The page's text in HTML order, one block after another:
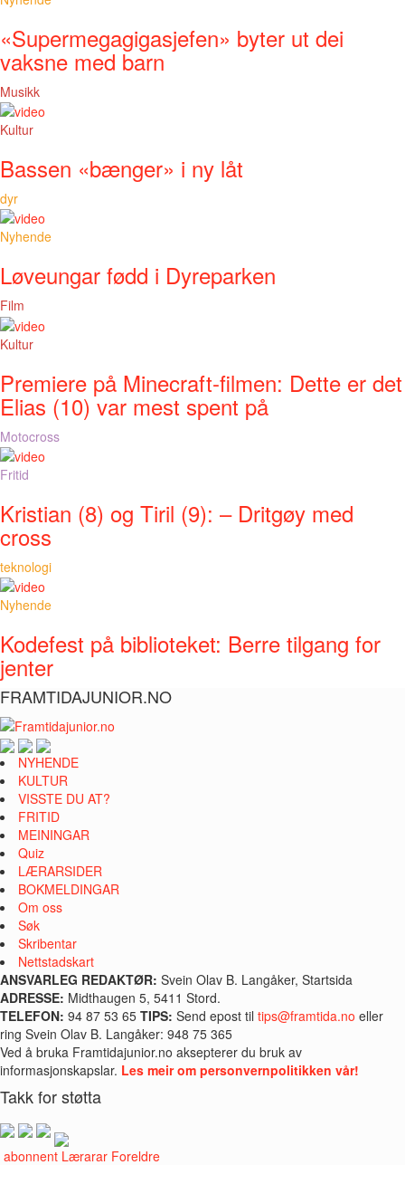
«Supermegagigasjefen» byter ut dei
vaksne med barn
Musikk
Kultur
Bassen «bænger» i ny låt
dyr
Nyhende
Løveungar fødd i Dyreparken
Film
Kultur
Premiere på Minecraft-filmen: Dette er det
Elias (10) var mest spent på
Motocross
Fritid
Kristian (8) og Tiril (9): – Dritgøy med
cross
teknologi
Nyhende
Kodefest på biblioteket: Berre tilgang for
jenter
FRAMTIDAJUNIOR.NO
NYHENDE
KULTUR
VISSTE DU AT?
FRITID
MEININGAR
Quiz
LÆRARSIDER
BOKMELDINGAR
Om oss
Søk
Skribentar
Nettstadskart
ANSVARLEG REDAKTØR: Svein Olav B. Langåker, Startsida
ADRESSE: Midthaugen 5, 5411 Stord.
TELEFON: 94 87 53 65 TIPS: Send epost til tips@framtida.no eller
ring Svein Olav B. Langåker: 948 75 365
Ved å bruka Framtidajunior.no aksepterer du bruk av
informasjonskapslar. Les meir om personvernpolitikken vår!
Takk for støtta
abonnent Lærarar Foreldre